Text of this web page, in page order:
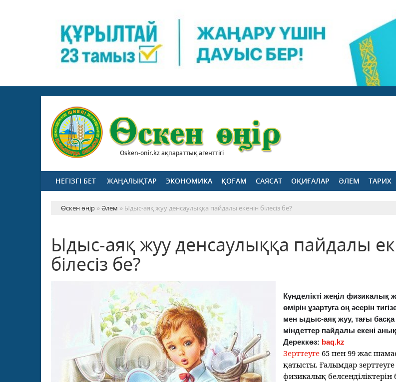
Osken-onir.kz ақпараттық агенттігі
НЕГІЗГІ БЕТ ЖАҢАЛЫҚТАР ЭКОНОМИКА ҚОҒАМ САЯСАТ ОҚИҒАЛАР ӘЛЕМ ТАРИХ
Өскен өңір »Әлем » Ыдыс-аяқ жуу денсаулыққа пайдалы екенін білесіз бе?
Ыдыс-аяқ жуу денсаулыққа пайдалы
білесіз бе?
Күнделікті жеңіл физикалық
өмірін ұзартуға оң әсерін
мен ыдыс-аяқ жуу, тағы
міндеттер пайдалы екені
Дереккөз: baq.kz
Зерттеуге 65 пен 99 жас
қатысты. Ғалымдар
физикалық белсенділіктерін